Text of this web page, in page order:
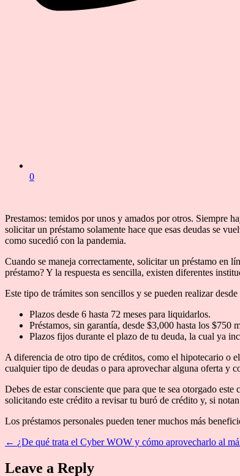
0
Prestamos: temidos por unos y amados por otros. Siempre
solicitar un préstamo solamente hace que esas deudas se
como sucedió con la pandemia.
Cuando se maneja correctamente, solicitar un préstamo en
préstamo? Y la respuesta es sencilla, existen diferentes
Este tipo de trámites son sencillos y se pueden realizar
Plazos desde 6 hasta 72 meses para liquidarlos.
Préstamos, sin garantía, desde $3,000 hasta los $750
Plazos fijos durante el plazo de tu deuda, la cual ya
A diferencia de otro tipo de créditos, como el hipotecario o
cualquier tipo de deudas o para aprovechar alguna oferta y
Debes de estar consciente que para que te sea otorgado
solicitando este crédito a revisar tu buró de crédito y, si
Los préstamos personales pueden tener muchos más
← ¿De qué trata el Cyber WOW y cómo aprovecharlo al
Leave a Reply